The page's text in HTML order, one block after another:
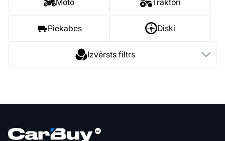
Piekabes Diski
Izvērsts filtrs